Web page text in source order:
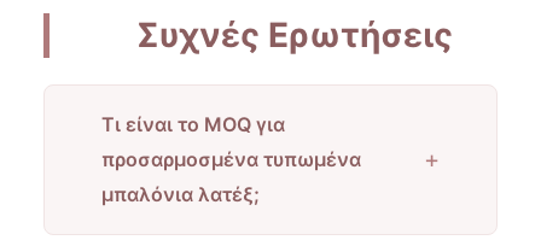
Συχνές Ερωτήσεις
Τι είναι το MOQ για
προσαρμοσμένα τυπωμένα
μπαλόνια λατέξ;
+